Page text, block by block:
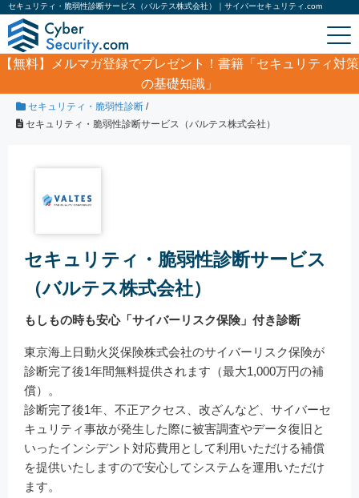
セキュリティ・脆弱性診断サービス（バルテス株式会社）｜サイバーセキュリティ.com
【無料】
メルマガ登録でプレゼント！書籍「セキュリティ対策
の基礎知識」
製品・サービス/ セキュリティサービス
セキュリティ・脆弱性診断 /
セキュリティ・脆弱性診断サービス（バルテス株式会社）
セキュリティ・脆弱性診断サービス
（バルテス株式会社）
もしもの時も安心「サイバーリスク保険」付き診断
東京海上日動火災保険株式会社のサイバーリスク保険が
診断完了後1年間無料提供されます（最大1,000万円の補
償）。
診断完了後1年、不正アクセス、改ざんなど、サイバーセ
キュリティ事故が発生した際に被害調査やデータ復旧と
いったインシデント対応費用として利用いただける補償
を提供いたしますので安心してシステムを運用いただけ
ます。